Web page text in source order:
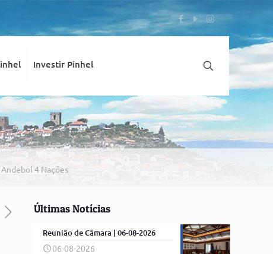
Investir Pinhel
4 Nações
Últimas Notícias
Reunião de Câmara | 06-08-2026
06-08-2026